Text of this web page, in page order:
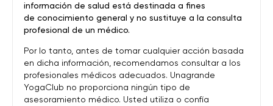
información de salud está destinada a fines
de conocimiento general y no sustituye a la consulta
profesional de un médico.
Por lo tanto, antes de tomar cualquier acción basada
en dicha información, recomendamos consultar a los
profesionales médicos adecuados. Unagrande
YogaClub no proporciona ningún tipo de
asesoramiento médico. Usted utiliza o confía